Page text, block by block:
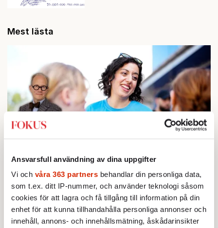
Ansvarsfull användning av dina uppgifter
Vi och våra 363 partners behandlar din personliga data,
som t.ex. ditt IP-nummer, och använder teknologi såsom
cookies för att lagra och få tillgång till information på din
enhet för att kunna tillhandahålla personliga annonser och
innehåll, annons- och innehållsmätning, åskådarinsikter
Mest lästa
KRÖNIKA
Johan Hakelius:
mellan raderna
BOKRECENSION
2.Den röda tråden som brast
Av: Gustaf Lewander
INRIKES
3.Vattenbristen är här – men var femte liter läcker